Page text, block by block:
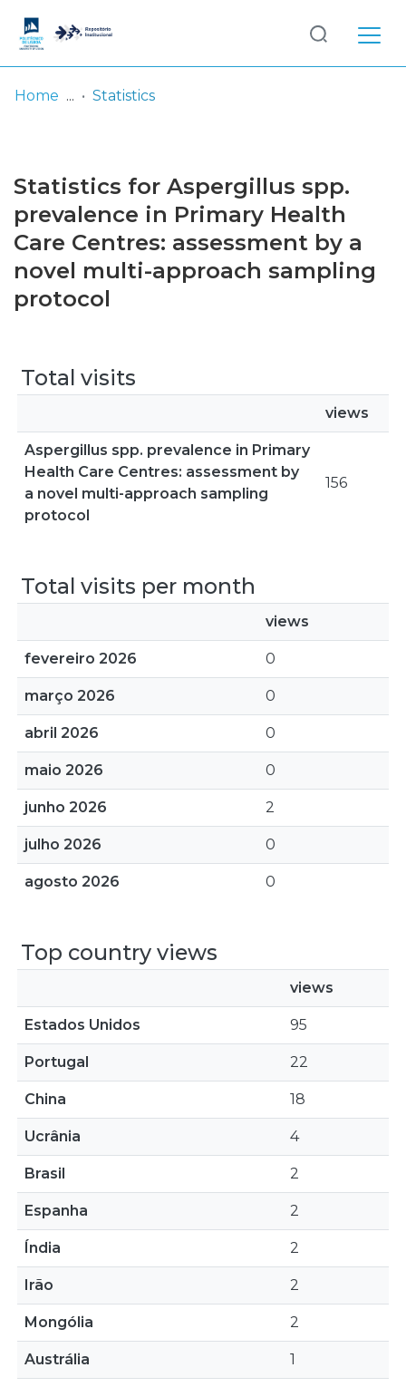
Browse repository
Entities
Log
In
Home Statistics
Statistics for Aspergillus spp.
prevalence in Primary Health
Care Centres: assessment by a
novel multi-approach sampling
protocol
Total visits
views
Aspergillus spp. prevalence in Primary
Health Care Centres: assessment by
a novel multi-approach sampling
protocol
156
Total visits per month
views
fevereiro 2026 0
março 2026 0
abril 2026 0
maio 2026 0
junho 2026 2
julho 2026 0
agosto 2026 0
Top country views
views
Estados Unidos 95
Portugal 22
China 18
Ucrânia 4
Brasil 2
Espanha 2
Índia 2
Irão 2
Mongólia 2
Austrália 1